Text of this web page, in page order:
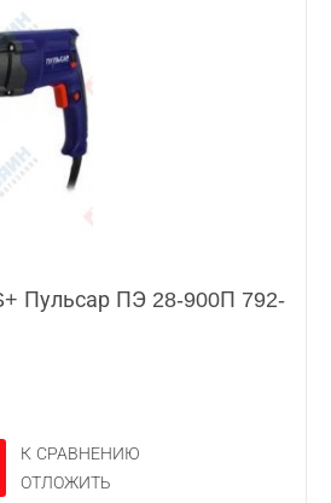
Пульсар ПЭ 28-900П 792-
К СРАВНЕНИЮ
ОТЛОЖИТЬ